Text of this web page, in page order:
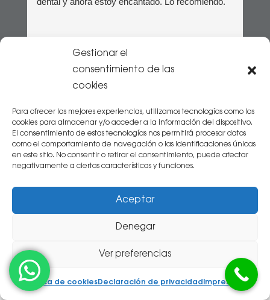
Gestionar el
consentimiento de las
cookies
Para ofrecer las mejores experiencias, utilizamos tecnologías como las
cookies para almacenar y/o acceder a la información del dispositivo.
El consentimiento de estas tecnologías nos permitirá procesar datos
como el comportamiento de navegación o las identificaciones únicas
en este sitio. No consentir o retirar el consentimiento, puede afectar
negativamente a ciertas características y funciones.
Aceptar
Denegar
Ver preferencias
Política de cookiesDeclaración de privacidad Impressum
Julia
He ido con mi hija de 3 años de urgencia por qué
se ha caído y se ha dado en la boca, me han
atendido sin cita como si solo existiera mi hija,
recomiendo este centro muchísimo, hemos salido
Inicio